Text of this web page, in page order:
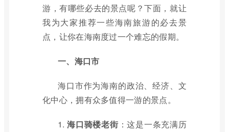
游，有哪些必去的景点呢？下面，就让
我为大家推荐一些海南旅游的必去景
点，让你在海南度过一个难忘的假期。
一、海口市
海口市作为海南的政治、经济、文
化中心，拥有众多值得一游的景点。
1.海口骑楼老街 ：这是一条充满历